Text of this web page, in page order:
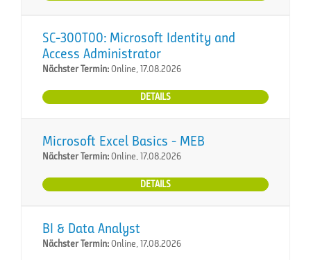
SC-300T00: Microsoft Identity and
Access Administrator
Nächster Termin:Online, 17.08.2026
DETAILS
Microsoft Excel Basics - MEB
Nächster Termin:Online, 17.08.2026
DETAILS
BI & Data Analyst
Nächster Termin:Online, 17.08.2026